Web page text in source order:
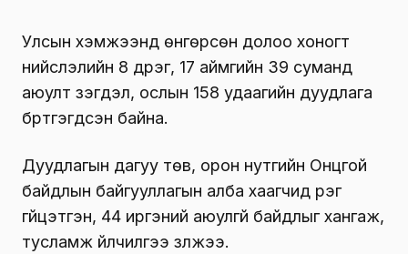
Улсын хэмжээнд өнгөрсөн долоо хоногт
нийслэлийн 8 дүүрэг, 17 аймгийн 39 суманд
аюулт үзэгдэл, ослын 158 удаагийн дуудлага
бүртгэгдсэн байна.
Дуудлагын дагуу төв, орон нутгийн Онцгой
байдлын байгууллагын алба хаагчид үүрэг
гүйцэтгэн, 44 иргэний аюулгүй байдлыг хангаж,
тусламж үйлчилгээ үзүүлжээ.